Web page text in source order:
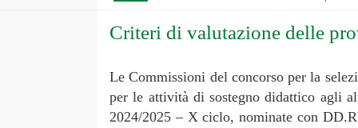
Criteri di valutazione delle
Le Commissioni del concorso per la
per le attività di sostegno didattico agli
2024/2025 – X ciclo, nominate con